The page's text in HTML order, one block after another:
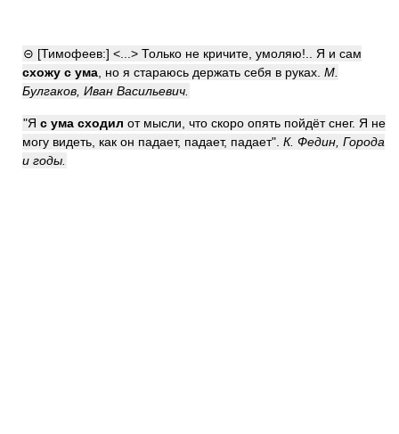
⊝ [Тимофеев:] <...> Только не кричите, умоляю!.. Я и сам
схожу с ума , но я стараюсь держать себя в руках. М.
Булгаков, Иван Васильевич.
"Я с ума сходил от мысли, что скоро опять пойдёт снег. Я не
могу видеть, как он падает, падает, падает". К. Федин, Города
и годы.